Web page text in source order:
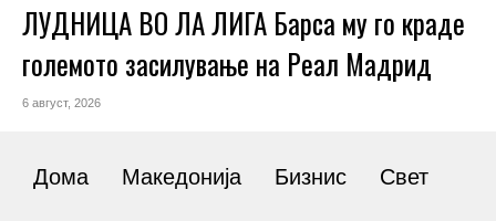
ЛУДНИЦА ВО ЛА ЛИГА Барса му го краде
големото засилување на Реал Мадрид
6 август, 2026
Дома Македонија Бизнис Свет